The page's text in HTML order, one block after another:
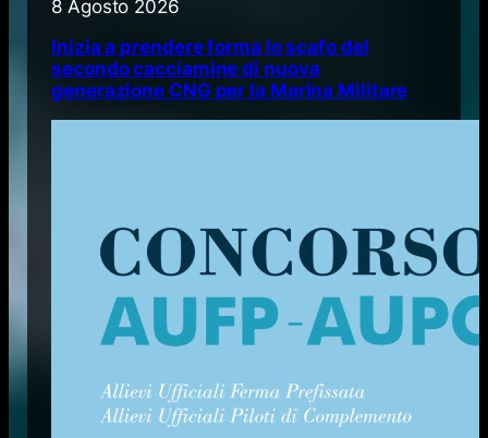
8 Agosto 2026
Inizia a prendere forma lo scafo del
secondo cacciamine di nuova
generazione CNG per la Marina Militare